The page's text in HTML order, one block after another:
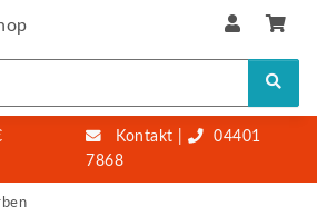
Kontakt
04401
7868